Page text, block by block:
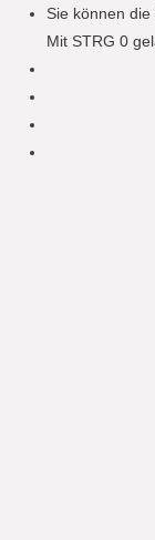
Sie können
Mit STRG 0